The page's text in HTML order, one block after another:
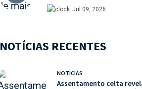
mercado ilegal de
Jul 09, 2026
NOTÍCIAS RECENTES
NOTICIAS
Assentamento celta